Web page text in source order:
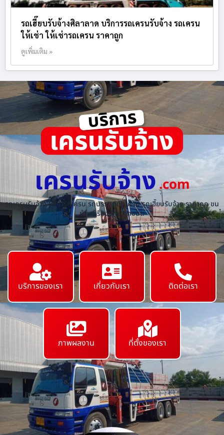
รถเฮี๊ยบรับจ้างศิลาลาด บริการรถเครนรับจ้าง รถเครน
ให้เช่า ให้เช่ารถเครน ราคาถูก
ดูเพิ่มเติม »
เครนรับจ้าง.com
รถเครนรับจ้าง ให้เช่ารถเครน รถบรรทุกติดเครน รถเฮี๊ยบรับจ้าง ราคาถูก ขน
ย้ายเครื่องจักร ทุกชนิด
บริการของเรา เกี่ยวกับเรา ติดต่อเรา
ภาพผลงาน ที่ตั้งของเรา